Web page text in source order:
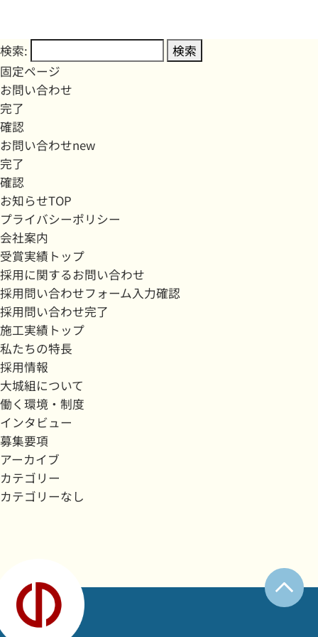
検索:
固定ページ
お問い合わせ
完了
確認
お問い合わせnew
完了
確認
お知らせTOP
プライバシーポリシー
会社案内
受賞実績トップ
採用に関するお問い合わせ
採用問い合わせフォーム入力確認
採用問い合わせ完了
施工実績トップ
私たちの特長
採用情報
大城組について
働く環境・制度
インタビュー
募集要項
アーカイブ
カテゴリー
カテゴリーなし